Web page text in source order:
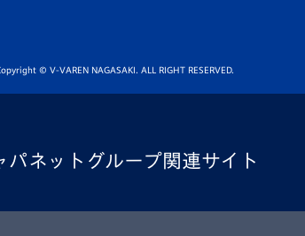
© V-VAREN NAGASAKI. ALL RIGHT RESERVED.
パネットグループ関連サイト